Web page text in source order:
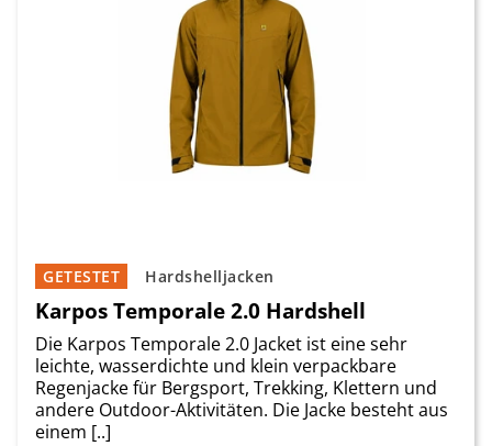
Hardshelljacken
GETESTET
Karpos Temporale 2.0 Hardshell
Die Karpos Temporale 2.0 Jacket ist eine sehr
leichte, wasserdichte und klein verpackbare
Regenjacke für Bergsport, Trekking, Klettern und
andere Outdoor-Aktivitäten. Die Jacke besteht aus
einem [..]